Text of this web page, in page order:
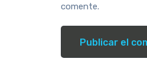
comente.